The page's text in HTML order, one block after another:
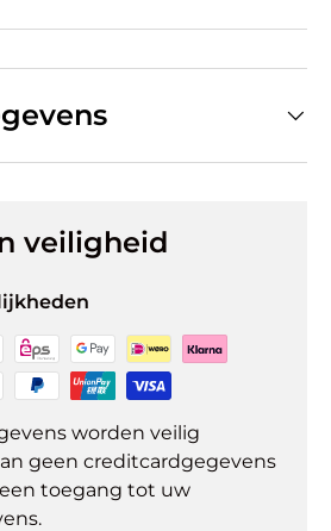
veiligheid
worden veilig
geen creditcardgegevens
toegang tot uw